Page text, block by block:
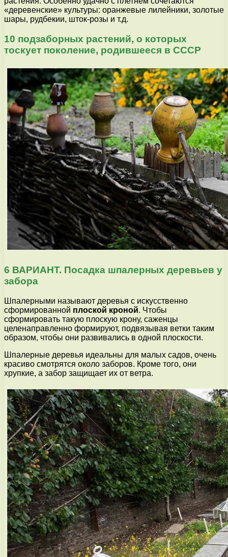
«деревенские» культуры: оранжевые лилейники, золотые
шары, рудбекии, шток-розы и т.д.
10 подзаборных растений, о которых
тоскует поколение, родившееся в СССР
6 ВАРИАНТ. Посадка шпалерных деревьев у
забора
Шпалерными называют деревья с искусственно
сформированной плоской кроной. Чтобы
сформировать такую плоскую крону, саженцы
целенаправленно формируют, подвязывая ветки таким
образом, чтобы они развивались в одной плоскости.
Шпалерные деревья идеальны для малых садов, очень
красиво смотрятся около заборов. Кроме того, они
хрупкие, а забор защищает их от ветра.